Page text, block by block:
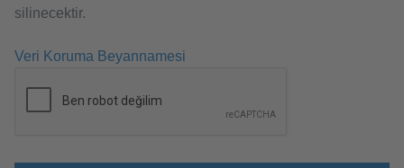
silinecektir.
Veri Koruma Beyannamesi